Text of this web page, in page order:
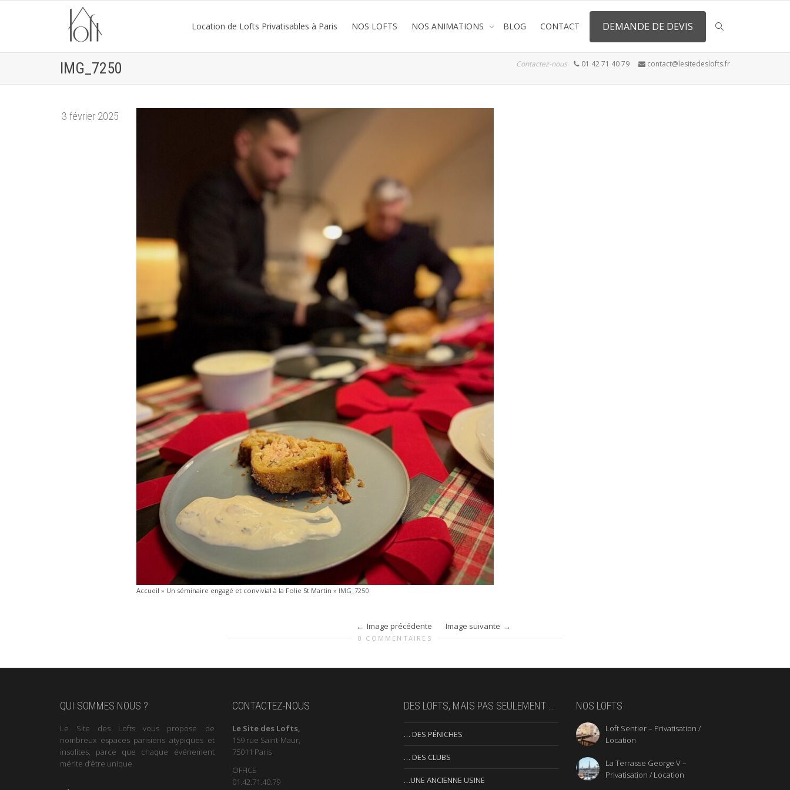
Location de Lofts Privatisables à Paris NOS LOFTS NOS ANIMATIONS BLOG CONTACT DEMANDE DE DEVIS
IMG_7250 Contactez-nous 01 42 71 40 79 contact@lesitedeslofts.fr
3 février 2025
Accueil » Un séminaire engagé et convivial à la Folie St Martin » IMG_7250
Image précédente Image suivante
0 COMMENTAIRES
QUI SOMMES NOUS ?
Le Site des Lofts vous propose de
nombreux espaces parisiens atypiques et
insolites, parce que chaque événement
mérite d’être unique.
CONTACTEZ-NOUS
Le Site des Lofts,
159 rue Saint-Maur,
75011 Paris
OFFICE
01.42.71.40.79
DES LOFTS, MAIS PAS SEULEMENT …
… DES PÉNICHES
… DES CLUBS
…UNE ANCIENNE USINE
NOS LOFTS
Loft Sentier – Privatisation /
Location
La Terrasse George V –
Privatisation / Location